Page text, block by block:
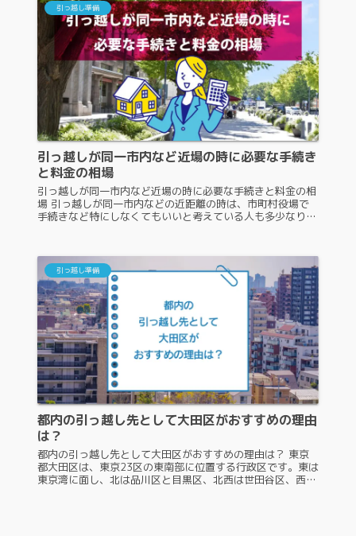
引っ越し準備
引っ越しが同一市内など近場の時に必要な手続き
と料金の相場
引っ越しが同一市内など近場の時に必要な手続きと料金の相
場 引っ越しが同一市内などの近距離の時は、市町村役場で
手続きなど特にしなくてもいいと考えている人も多少なりと
引っ越し準備
都内の引っ越し先として大田区がおすすめの理由
は？
都内の引っ越し先として大田区がおすすめの理由は？ 東京
都大田区は、東京23区の東南部に位置する行政区です。東は
東京湾に面し、北は品川区と目黒区、北西は世田谷区、西と